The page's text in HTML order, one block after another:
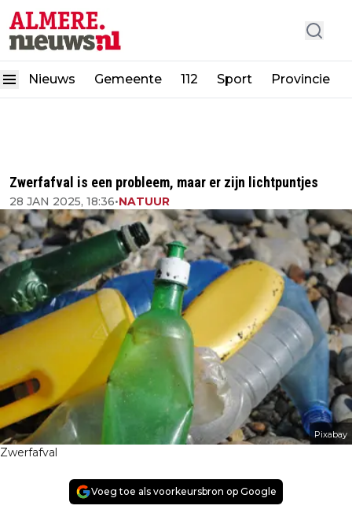
Nieuws Gemeente 112 Sport Provincie
Zwerfafval is een probleem, maar er zijn lichtpuntjes
28 JAN 2025, 18:36•NATUUR
Pixabay
Zwerfafval
Voeg toe als voorkeursbron op Google